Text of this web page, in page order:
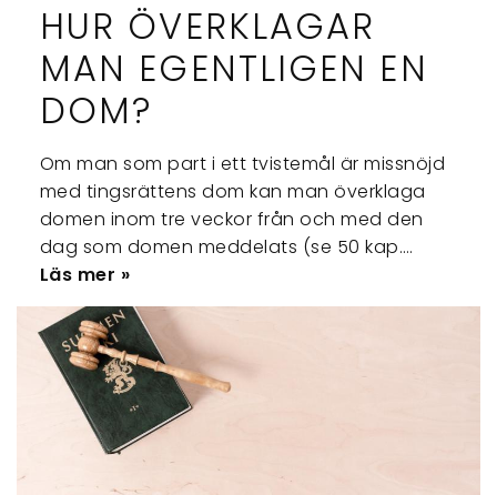
HUR ÖVERKLAGAR
MAN EGENTLIGEN EN
DOM?
Om man som part i ett tvistemål är missnöjd
med tingsrättens dom kan man överklaga
domen inom tre veckor från och med den
dag som domen meddelats (se 50 kap.…
Läs mer »